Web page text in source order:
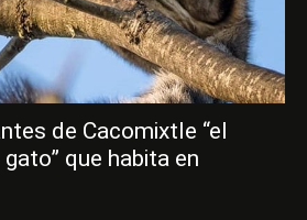
de Cacomixtle “el
que habita en